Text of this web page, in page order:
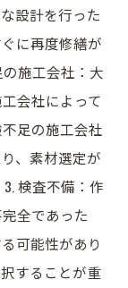
設計を行った
に再度修繕が
施工会社：大
会社によって
足の施工会社
、素材選定が
検査不備：作
全であった
可能性があり
することが重